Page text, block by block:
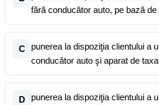
fără conducător auto, pe bază
C
punerea la dispoziţia clientului a
conducător auto şi aparat de
D
punerea la dispoziţia clientului a